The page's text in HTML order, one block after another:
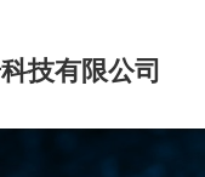
技有限公司